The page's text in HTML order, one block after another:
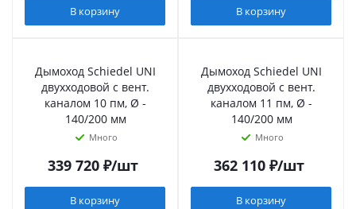
В корзину В корзину
Дымоход Schiedel UNI
двухходовой с вент.
каналом 10 пм, Ø -
140/200 мм
Много
339 720₽/шт
В корзину
Дымоход Schiedel UNI
двухходовой с вент.
каналом 11 пм, Ø -
140/200 мм
Много
362 110₽/шт
В корзину